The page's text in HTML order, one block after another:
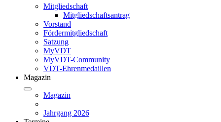
Mitgliedschaft
Mitgliedschaftsantrag
Vorstand
Fördermitgliedschaft
Satzung
MyVDT
MyVDT-Community
VDT-Ehrenmedaillen
Magazin
Magazin
Jahrgang 2026